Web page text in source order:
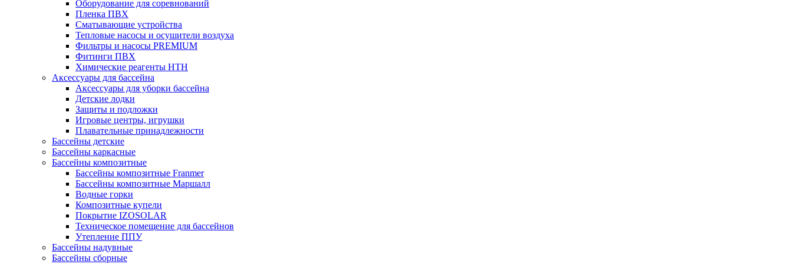
Оборудование для соревнований
Пленка ПВХ
Сматывающие устройства
Тепловые насосы и осушители воздуха
Фильтры и насосы PREMIUM
Фитинги ПВХ
Химические реагенты HTH
Аксессуары для бассейна
Аксессуары для уборки бассейна
Детские лодки
Защиты и подложки
Игровые центры, игрушки
Плавательные принадлежности
Бассейны детские
Бассейны каркасные
Бассейны композитные
Бассейны композитные Franmer
Бассейны композитные Маршалл
Водные горки
Композитные купели
Покрытие IZOSOLAR
Техническое помещение для бассейнов
Утепление ППУ
Бассейны надувные
Бассейны сборные